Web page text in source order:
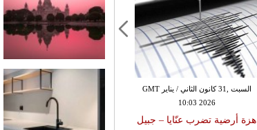
السبت ,31 كانون الثاني / يناير GMT
10:03 2026
هزة أرضية تضرب عنّايا – جبيل